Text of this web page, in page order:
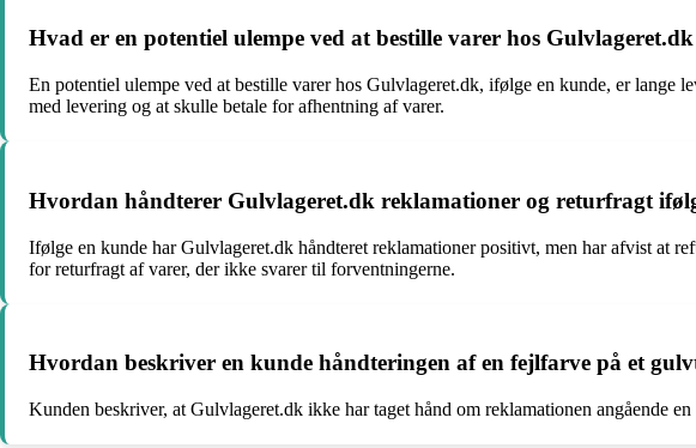
Hvad er en potentiel ulempe ved at bestille varer hos
En potentiel ulempe ved at bestille varer hos Gulvlageret.dk, ifølge en kunde, er
med levering og at skulle betale for afhentning af varer.
Hvordan håndterer Gulvlageret.dk reklamationer og returfragt
Ifølge en kunde har Gulvlageret.dk håndteret reklamationer positivt, men har afvist at
for returfragt af varer, der ikke svarer til forventningerne.
Hvordan beskriver en kunde håndteringen af en fejlfarve på et
Kunden beskriver, at Gulvlageret.dk ikke har taget hånd om reklamationen angående